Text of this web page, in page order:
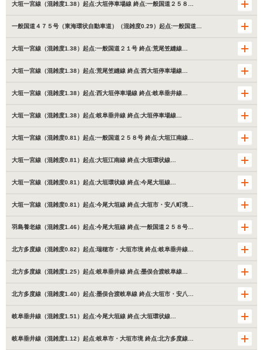
大垣一宮線（混雑度1.38）起点:大垣停車場線 終点:一般国道２５８…
一般国道４７５号（東海環状自動車道）（混雑度0.29）起点:一般国道…
大垣一宮線（混雑度1.38）起点:一般国道２１号 終点:荒尾笠縫線…
大垣一宮線（混雑度1.38）起点:荒尾笠縫線 終点:西大垣停車場線…
大垣一宮線（混雑度1.38）起点:西大垣停車場線 終点:岐阜垂井線…
大垣一宮線（混雑度1.38）起点:岐阜垂井線 終点:大垣停車場線…
大垣一宮線（混雑度0.81）起点:一般国道２５８号 終点:大垣江南線…
大垣一宮線（混雑度0.81）起点:大垣江南線 終点:大垣環状線…
大垣一宮線（混雑度0.81）起点:大垣環状線 終点:今尾大垣線…
大垣一宮線（混雑度0.81）起点:今尾大垣線 終点:大垣市・安八町境…
羽島養老線（混雑度1.46）起点:今尾大垣線 終点:一般国道２５８号…
北方多度線（混雑度0.82）起点:瑞穂市・大垣市境 終点:岐阜垂井線…
北方多度線（混雑度1.25）起点:岐阜垂井線 終点:墨俣合渡岐阜線…
北方多度線（混雑度1.40）起点:墨俣合渡岐阜線 終点:大垣市・安八…
岐阜垂井線（混雑度1.51）起点:今尾大垣線 終点:大垣環状線…
岐阜垂井線（混雑度1.12）起点:岐阜市・大垣市境 終点:北方多度線…